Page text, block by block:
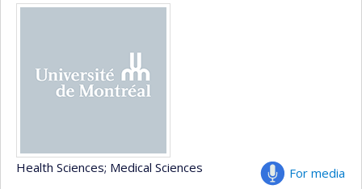
For media
Health Sciences; Medical Sciences